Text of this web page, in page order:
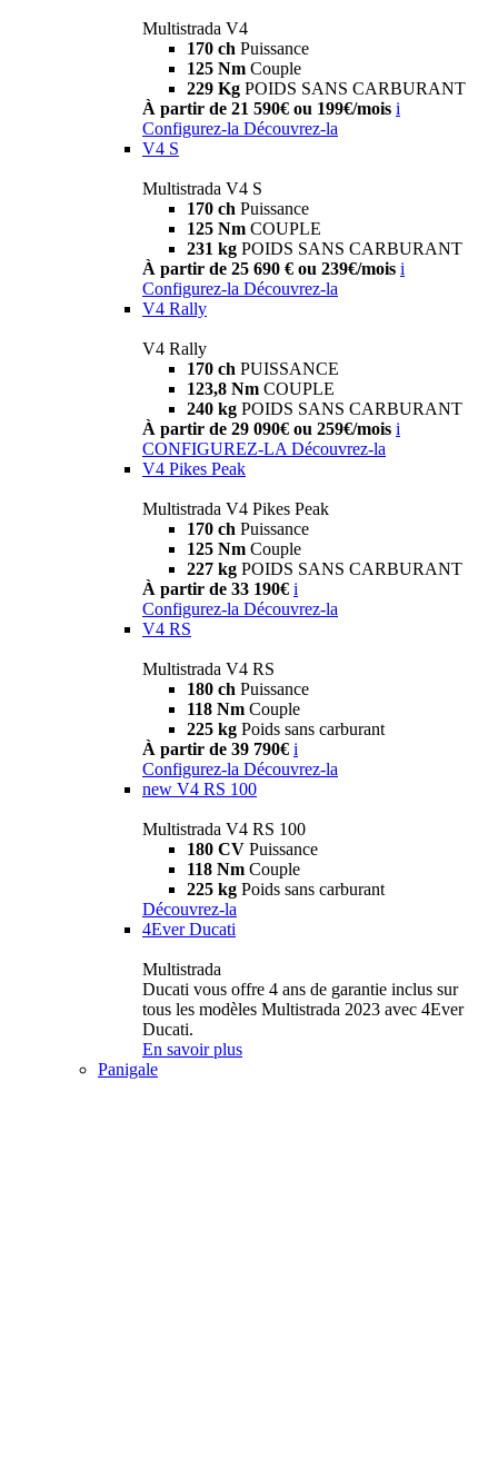
Multistrada V4
170 ch Puissance
125 Nm Couple
229 Kg POIDS SANS CARBURANT
À partir de 21 590€ ou 199€/mois i
Configurez-la Découvrez-la
V4 S
Multistrada V4 S
170 ch Puissance
125 Nm COUPLE
231 kg POIDS SANS CARBURANT
À partir de 25 690 € ou 239€/mois i
Configurez-la Découvrez-la
V4 Rally
V4 Rally
170 ch PUISSANCE
123,8 Nm COUPLE
240 kg POIDS SANS CARBURANT
À partir de 29 090€ ou 259€/mois i
CONFIGUREZ-LA Découvrez-la
V4 Pikes Peak
Multistrada V4 Pikes Peak
170 ch Puissance
125 Nm Couple
227 kg POIDS SANS CARBURANT
À partir de 33 190€ i
Configurez-la Découvrez-la
V4 RS
Multistrada V4 RS
180 ch Puissance
118 Nm Couple
225 kg Poids sans carburant
À partir de 39 790€ i
Configurez-la Découvrez-la
new V4 RS 100
Multistrada V4 RS 100
180 CV Puissance
118 Nm Couple
225 kg Poids sans carburant
Découvrez-la
4Ever Ducati
Multistrada
Ducati vous offre 4 ans de garantie inclus sur
tous les modèles Multistrada 2023 avec 4Ever
Ducati.
En savoir plus
Panigale